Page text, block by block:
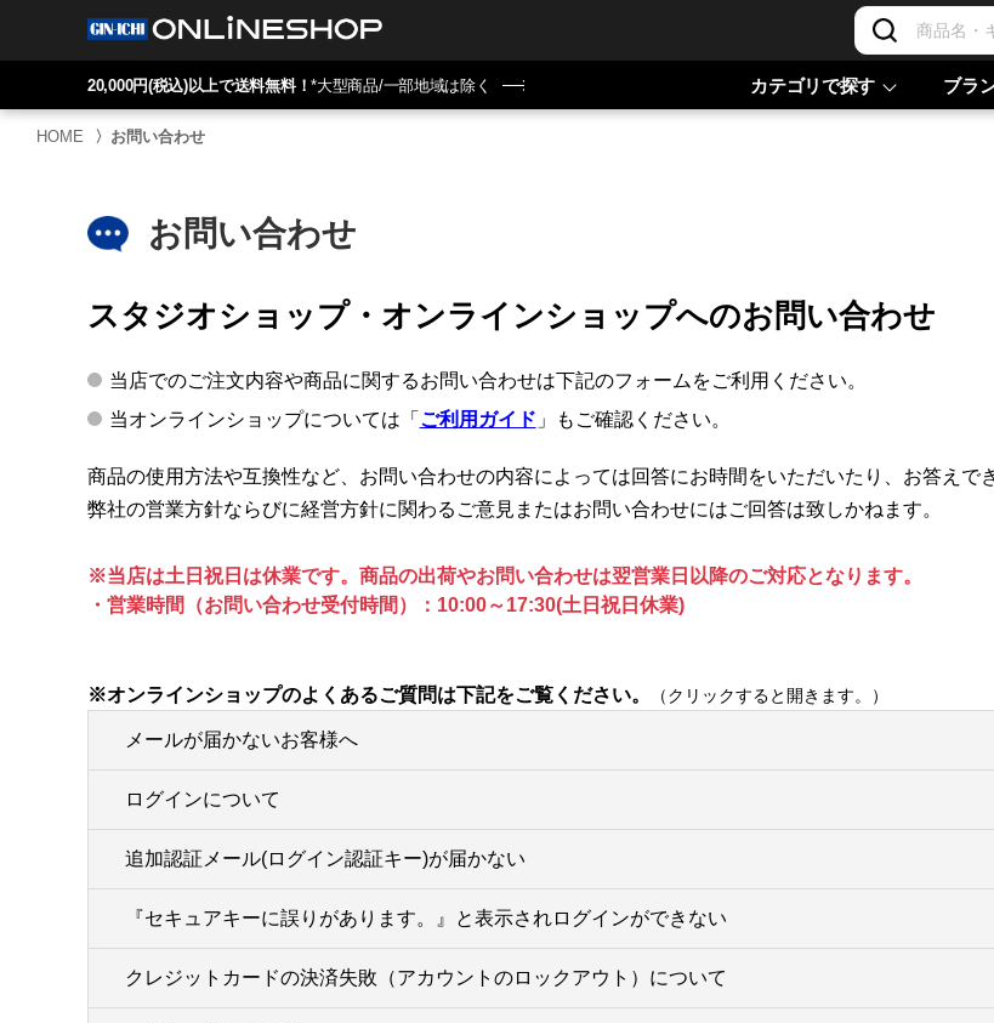
20,000円(税込)以上で送料無料！*大型商品/一部地域は除く カテゴリで探す ブラ
HOME 〉 お問い合わせ
お問い合わせ
スタジオショップ・オンラインショップへのお問い合わせ
当店でのご注文内容や商品に関するお問い合わせは下記のフォームをご利用ください。
当オンラインショップについては「 ご利用ガイド 」もご確認ください。
商品の使用方法や互換性など、お問い合わせの内容によっては回答にお時間をいただいたり、お答えで
弊社の営業方針ならびに経営方針に関わるご意見またはお問い合わせにはご回答は致しかねます。
※当店は土日祝日は休業です。商品の出荷やお問い合わせは翌営業日以降のご対応となります。
・営業時間（お問い合わせ受付時間）：10:00～17:30(土日祝日休業)
※オンラインショップのよくあるご質問は下記をご覧ください。 （クリックすると開きます。）
メールが届かないお客様へ
ログインについて
追加認証メール(ログイン認証キー)が届かない
『セキュアキーに誤りがあります。』と表示されログインができない
クレジットカードの決済失敗（アカウントのロックアウト）について